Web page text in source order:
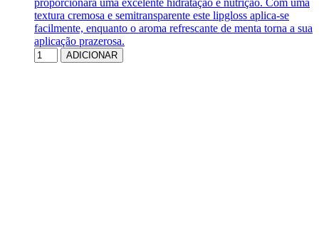
textura cremosa e semitransparente este lipgloss aplica-se
facilmente, enquanto o aroma refrescante de menta torna a sua
aplicação prazerosa.
ADICIONAR